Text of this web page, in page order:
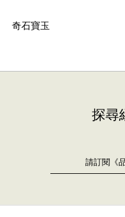
奇石寶玉
探尋